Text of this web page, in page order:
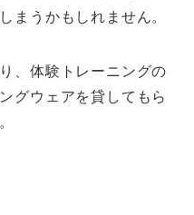
まうかもしれません。
、体験トレーニングの
グウェアを貸してもら